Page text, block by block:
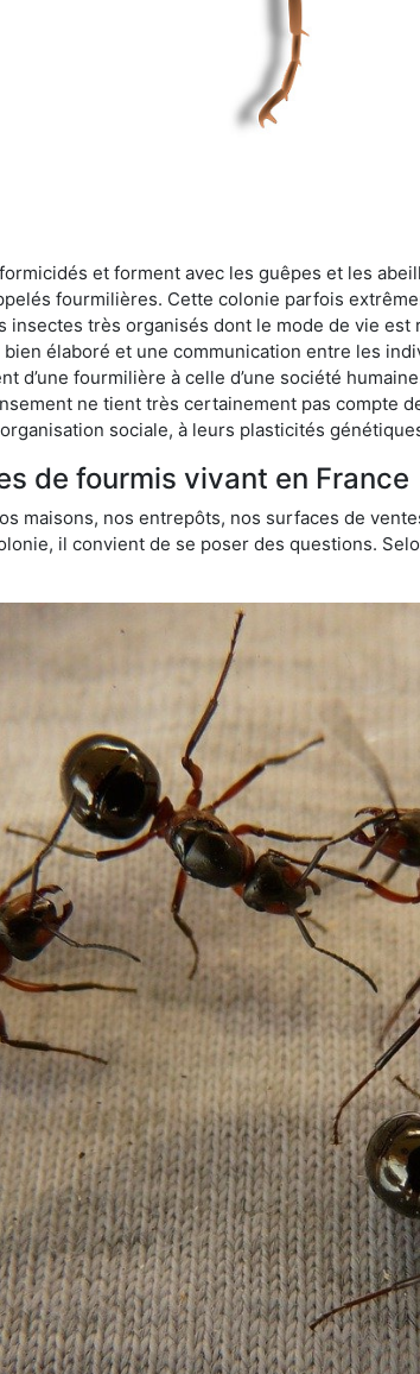
et forment avec les guêpes et les
fourmilières. Cette colonie parfois
insectes très organisés dont le mode de vie
élaboré et une communication entre les
d’une fourmilière à celle d’une société
ne tient très certainement pas compte
sociale, à leurs plasticités
de fourmis vivant en France
maisons, nos entrepôts, nos surfaces de
il convient de se poser des questions.